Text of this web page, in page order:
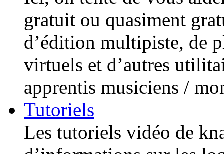
gratuit ou quasiment
d’édition multipiste, de
virtuels et d’autres
apprentis musiciens /
Tutoriels
Les tutoriels vidéo de